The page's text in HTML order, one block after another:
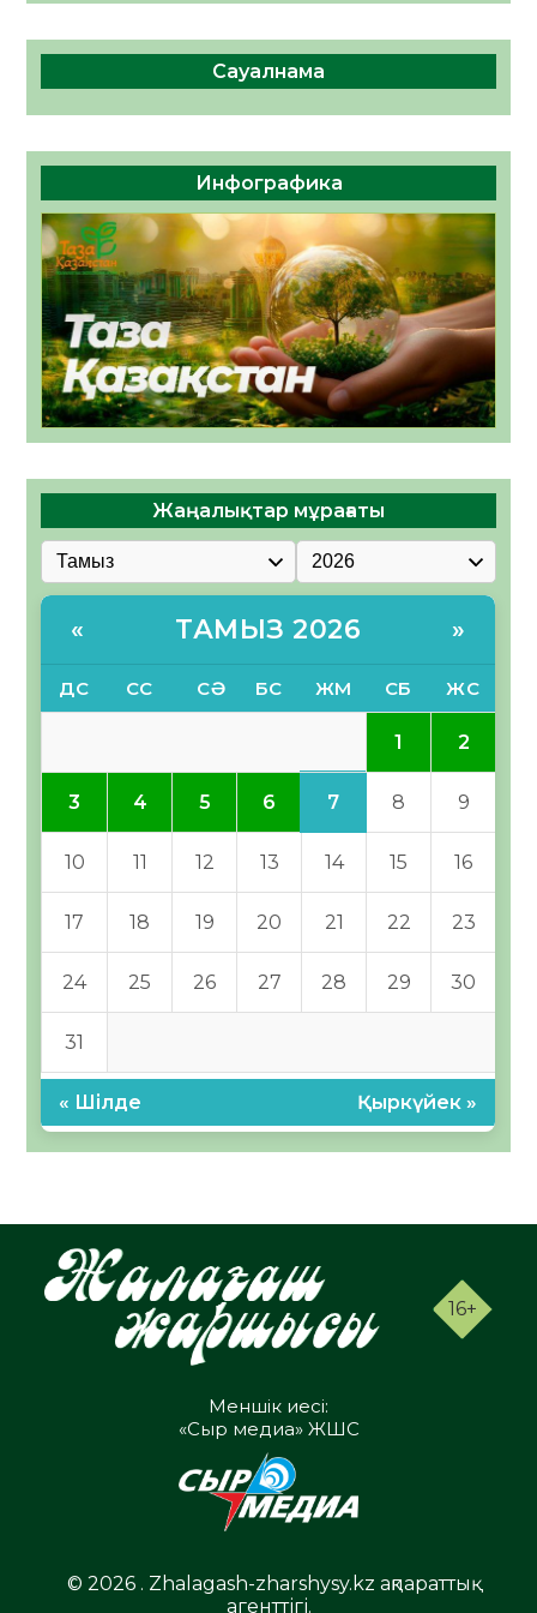
Сауалнама
Инфографика
Жаңалықтар мұрағаты
« ТАМЫЗ 2026 »
ДС СС СӘ БС ЖМ СБ ЖС
1 2
3 4 5 6 7 8 9
10 11 12 13 14 15 16
17 18 19 20 21 22 23
24 25 26 27 28 29 30
31
« Шілде Қыркүйек »
16+
Меншік иесі:
«Сыр медиа» ЖШС
© 2026 . Zhalagash-zharshysy.kz ақпараттық
агенттігі.